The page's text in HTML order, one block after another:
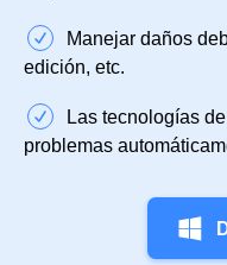
Manejar daños
edición, etc.
Las tecnologías
problemas